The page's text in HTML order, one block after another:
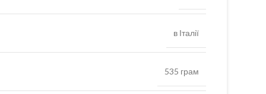
в Італії
535 грам